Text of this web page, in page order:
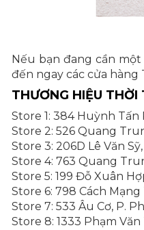
Nếu bạn đang cần
đến ngay các cửa hàng
THƯƠNG HIỆU THỜI
Store 1: 384 Huỳnh Tấn
Store 2: 526 Quang
Store 3: 206D Lê Văn
Store 4: 763 Quang
Store 5: 199 Đỗ Xuân
Store 6: 798 Cách Mạng
Store 7: 533 Âu Cơ, P.
Store 8: 1333 Phạm